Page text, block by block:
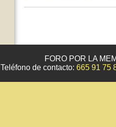
FORO POR LA
Teléfono de contacto: 665 91 75